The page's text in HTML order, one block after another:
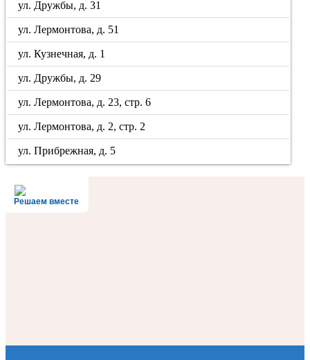
ул. Дружбы, д. 31
ул. Лермонтова, д. 51
ул. Кузнечная, д. 1
ул. Дружбы, д. 29
ул. Лермонтова, д. 23, стр. 6
ул. Лермонтова, д. 2, стр. 2
ул. Прибрежная, д. 5
Решаем вместе